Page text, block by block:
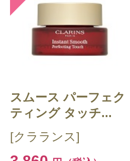
スムース パーフェク
ティング タッチ...
[クラランス]